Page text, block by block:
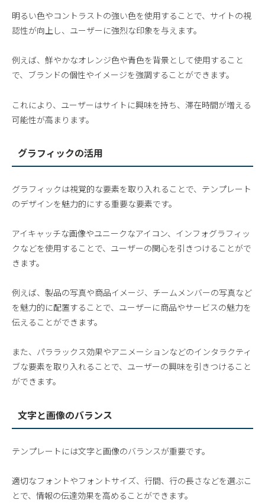
明るい色やコントラストの強い色を使用することで、サイトの視
認性が向上し、ユーザーに強烈な印象を与えます。
例えば、鮮やかなオレンジ色や青色を背景として使用すること
で、ブランドの個性やイメージを強調することができます。
これにより、ユーザーはサイトに興味を持ち、滞在時間が増える
可能性が高まります。
グラフィックの活用
グラフィックは視覚的な要素を取り入れることで、テンプレート
のデザインを魅力的にする重要な要素です。
アイキャッチな画像やユニークなアイコン、インフォグラフィッ
クなどを使用することで、ユーザーの関心を引きつけることがで
きます。
例えば、製品の写真や商品イメージ、チームメンバーの写真など
を魅力的に配置することで、ユーザーに商品やサービスの魅力を
伝えることができます。
また、パララックス効果やアニメーションなどのインタラクティ
ブな要素を取り入れることで、ユーザーの興味を引きつけること
ができます。
文字と画像のバランス
テンプレートには文字と画像のバランスが重要です。
適切なフォントやフォントサイズ、行間、行の長さなどを選ぶこ
とで、情報の伝達効果を高めることができます。